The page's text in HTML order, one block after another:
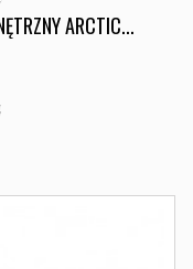
ARCTIC...